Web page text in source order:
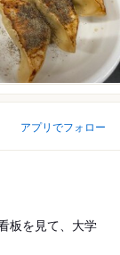
アプリでフォロー
板を見て、大学